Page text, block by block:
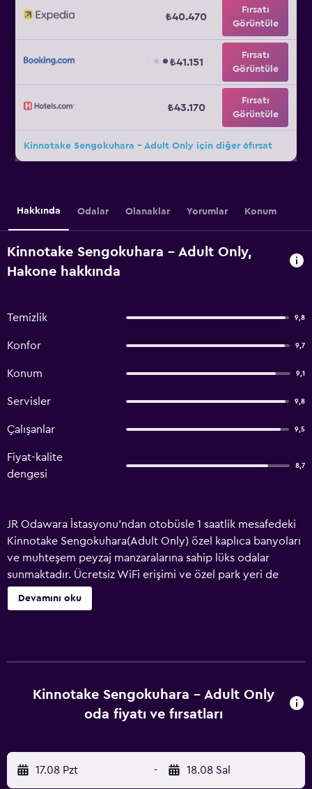
₺40.470
Fırsatı
Görüntüle
₺41.151
Fırsatı
Görüntüle
₺43.170
Fırsatı
Görüntüle
Kinnotake Sengokuhara - Adult Only için diğer 6fırsat
Hakkında Odalar Olanaklar Yorumlar Konum
Kinnotake Sengokuhara - Adult Only,
Hakone hakkında
Temizlik 9,8
Konfor 9,7
Konum 9,1
Servisler 9,8
Çalışanlar 9,5
Fiyat-kalite
dengesi
8,7
JR Odawara İstasyonu'ndan otobüsle 1 saatlik mesafedeki
Kinnotake Sengokuhara(Adult Only) özel kaplıca banyoları
ve muhteşem peyzaj manzaralarına sahip lüks odalar
sunmaktadır. Ücretsiz WiFi erişimi ve özel park yeri de
mevcuttur. Odalar ahşap panelli, mobilyalı ve zeminli
minimalist Japon tasarımına sahiptir. Odalarda ayrıca Batı
Shisseikaen'e 15 dakikalık yürüme mesafesindeki
Kinnotake, Pola Sanat Müzesi'ne ise arabayla 5 dakika
Devamını oku
Kinnotake Sengokuhara - Adult Only
oda fiyatı ve fırsatları
17.08 Pzt - 18.08 Sal